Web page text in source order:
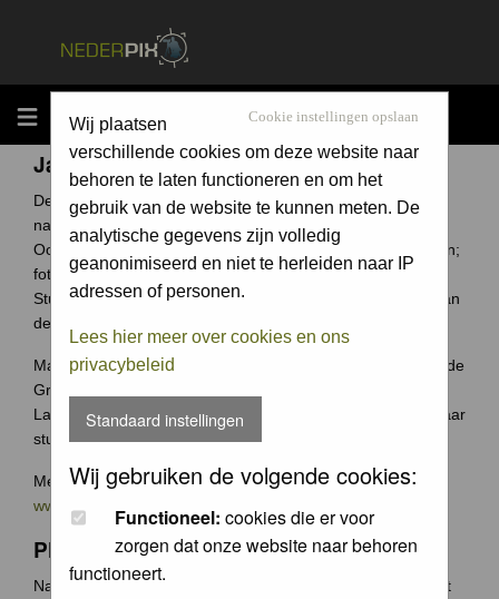
MENU Cookie instellingen opslaan
Wij plaatsen
verschillende cookies om deze website naar
behoren te laten functioneren en om het
gebruik van de website te kunnen meten. De
analytische gegevens zijn volledig
geanonimiseerd en niet te herleiden naar IP
adressen of personen.
Lees hier meer over cookies en ons
privacybeleid
Standaard instellingen
Wij gebruiken de volgende cookies:
Functioneel: cookies die er voor
zorgen dat onze website naar behoren
functioneert.
Jaarcompetitie
De Groene Camera is een fotowedstrijd voor elke
natuurfotograaf uit Nederland en België.
Ook jouw foto archief bevat ongetwijfeld verborgen schatten;
foto's waar je trots op bent.
Stuur ze in en wie weet win jij de Groene Camera of een van
de vele andere prijzen.
Maak je je meeste foto's in Nederland of België? Dan past de
Groene Camera helemaal bij jou.
Laat je mooiste foto's niet 'verstoffen' op je harde schijf, maar
stuur je foto's in voor de Groene Camera!
Meer weten over deze wedstrijd ga naar
www.groenecamera.nl
Photochallenge
Naast de jaarlijkse Groene Camera wedstrijden organiseert